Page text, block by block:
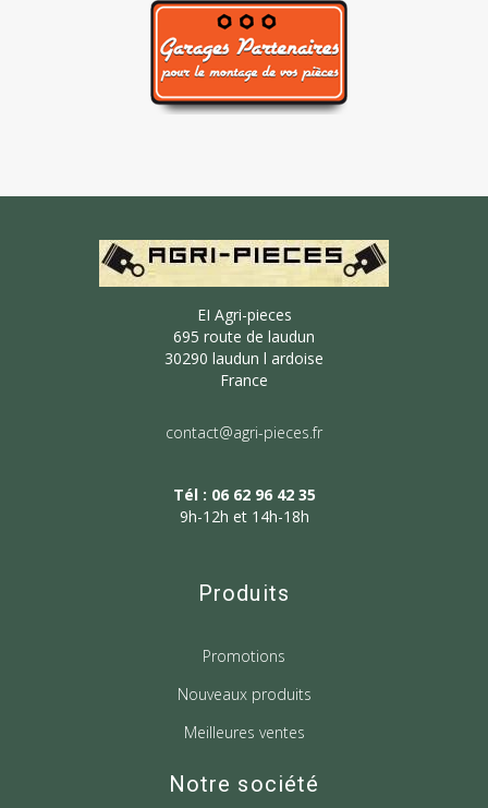
EI Agri-pieces
695 route de laudun
30290 laudun l ardoise
France
contact@agri-pieces.fr
Tél : 06 62 96 42 35
9h-12h et 14h-18h
Produits
Promotions
Nouveaux produits
Meilleures ventes
Notre société